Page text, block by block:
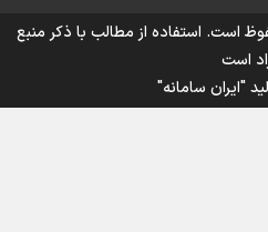
است. استفاده از مطالب با ذکر منبع
است
"ایران سامانه"